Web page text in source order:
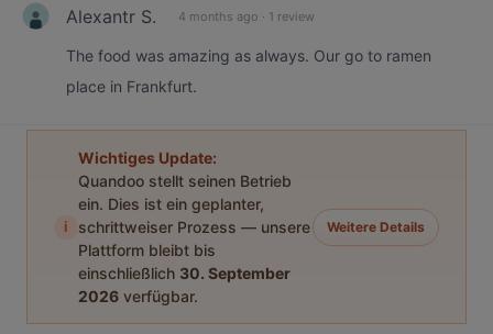
Alexantr S. 4 months ago · 1 review
The food was amazing as always. Our go to ramen
place in Frankfurt.
i
Wichtiges Update:
Quandoo stellt seinen Betrieb
ein. Dies ist ein geplanter,
schrittweiser Prozess — unsere
Plattform bleibt bis
einschließlich 30. September
2026 verfügbar.
Weitere Details